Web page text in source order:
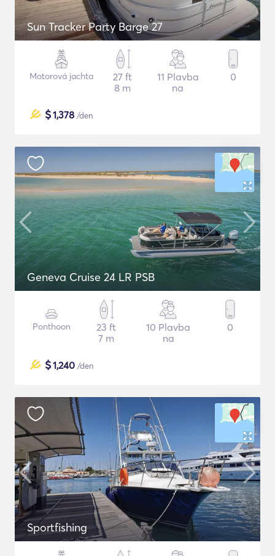
Sun Tracker Party Barge 27
Motorová jachta
27 ft
8 m
11 Plavba
na
0
$1,378 /den
Geneva Cruise 24 LR PSB
Ponthoon
23 ft
7 m
10 Plavba
na
0
$1,240 /den
Sportfishing